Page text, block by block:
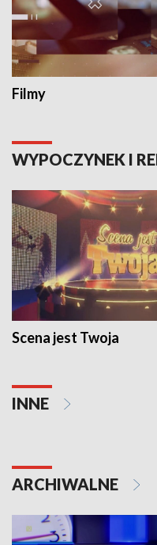
Filmy
WYPOCZYNEK I
Scena jest Twoja
INNE
ARCHIWALNE